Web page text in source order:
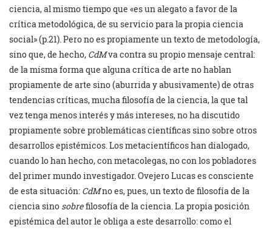
ciencia, al mismo tiempo que «es un alegato a favor de la
crítica metodológica, de su servicio para la propia ciencia
social» (p.21). Pero no es propiamente un texto de metodología,
sino que, de hecho, CdMva contra su propio mensaje central:
de la misma forma que alguna crítica de arte no hablan
propiamente de arte sino (aburrida y abusivamente) de otras
tendencias críticas, mucha filosofía de la ciencia, la que tal
vez tenga menos interés y más intereses, no ha discutido
propiamente sobre problemáticas científicas sino sobre otros
desarrollos epistémicos. Los metacientíficos han dialogado,
cuando lo han hecho, con metacolegas, no con los pobladores
del primer mundo investigador. Ovejero Lucas es consciente
de esta situación: CdMno es, pues, un texto de filosofía de la
ciencia sino sobrefilosofía de la ciencia. La propia posición
epistémica del autor le obliga a este desarrollo: como el